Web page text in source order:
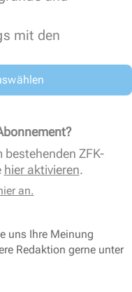
mit den
bestehenden ZFK-
hier aktivieren.
an.
uns Ihre Meinung
Redaktion gerne unter